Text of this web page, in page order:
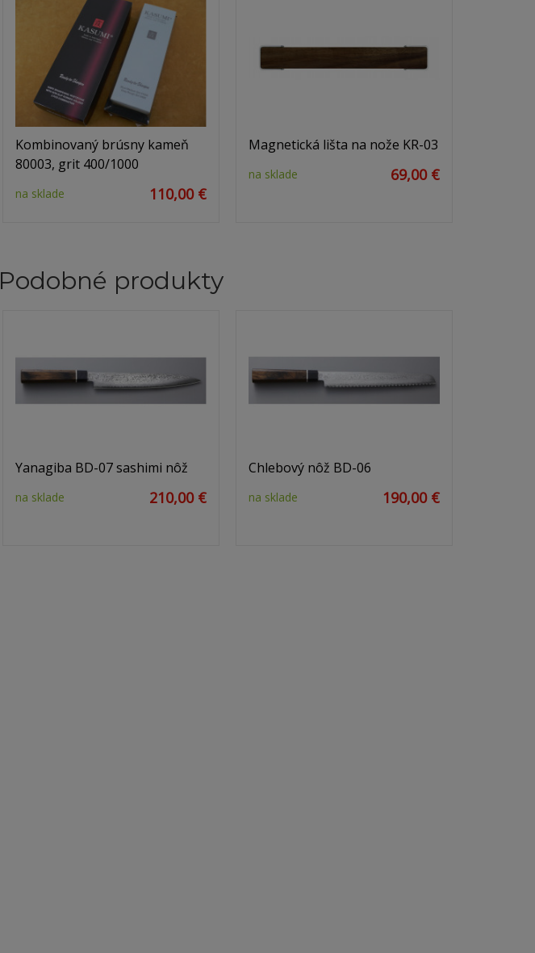
Kombinovaný brúsny kameň
80003, grit 400/1000
na sklade 110,00 €
Magnetická lišta na nože KR-03
na sklade 69,00 €
Podobné produkty
Yanagiba BD-07 sashimi nôž
na sklade 210,00 €
Chlebový nôž BD-06
na sklade 190,00 €